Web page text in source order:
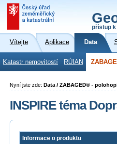
přístup k
Vítejte Aplikace Data
Katastr nemovitostí RÚIAN
Nyní jste zde: Data / ZABAGED® -
INSPIRE téma
Informace o produktu